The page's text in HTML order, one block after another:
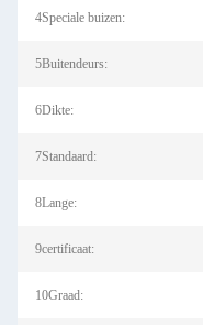
4Speciale buizen:
5Buitendeurs:
6Dikte:
7Standaard:
8Lange:
9certificaat:
10Graad: